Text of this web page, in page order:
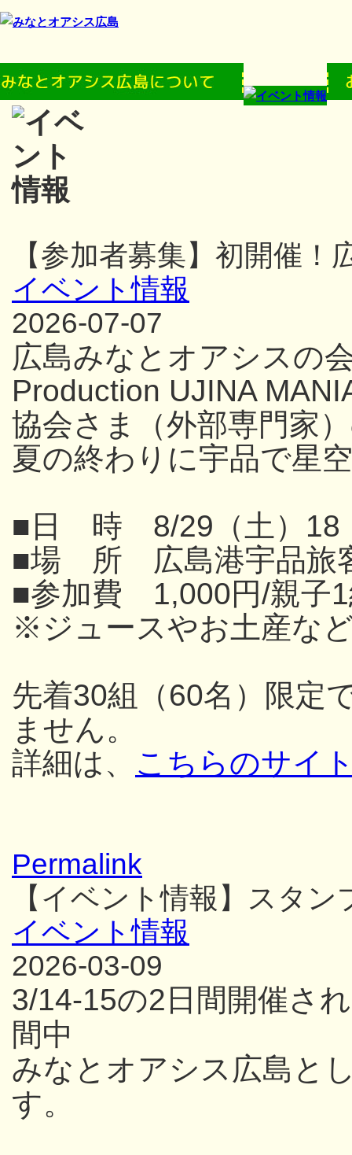
【参加者募集】初開催
イベント情報
2026-07-07
広島みなとオアシスの
Production UJINA
協会さま（外部専門家
夏の終わりに宇品で星
■日 時 8/29（土）18
■場 所 広島港宇品旅
■参加費 1,000円/親子
※ジュースやお土産な
先着30組（60名）限定
ません。
詳細は、 こちらのサイ
Permalink
【イベント情報】スタ
イベント情報
2026-03-09
3/14-15の2日間開催さ
間中
みなとオアシス広島と
す。